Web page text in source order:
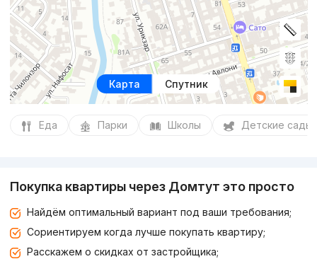
Карта Спутник
Еда Парки Школы Детские сады
Покупка квартиры через Домтут это просто
Найдём оптимальный вариант под ваши требования;
Сориентируем когда лучше покупать квартиру;
Расскажем о скидках от застройщика;